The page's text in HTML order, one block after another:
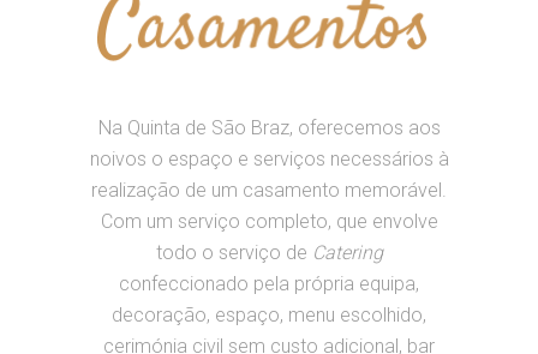
Na Quinta de São Braz, oferecemos aos
noivos o espaço e serviços necessários à
realização de um casamento memorável.
Com um serviço completo, que envolve
todo o serviço de Catering
confeccionado pela própria equipa,
decoração, espaço, menu escolhido,
cerimónia civil sem custo adicional, bar